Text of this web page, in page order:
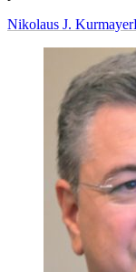
Nikolaus J. Kurmayer